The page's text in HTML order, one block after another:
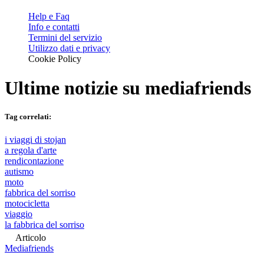
Help e Faq
Info e contatti
Termini del servizio
Utilizzo dati e privacy
Cookie Policy
Ultime notizie su mediafriends
Tag correlati:
i viaggi di stojan
a regola d'arte
rendicontazione
autismo
moto
fabbrica del sorriso
motocicletta
viaggio
la fabbrica del sorriso
Articolo
Mediafriends